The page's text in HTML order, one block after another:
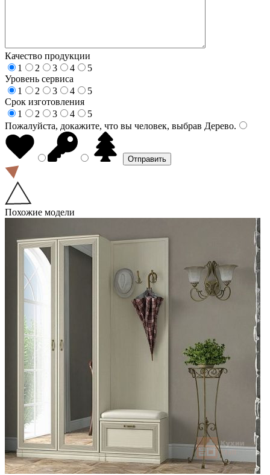
Качество продукции
1
2 3 4
5
Уровень сервиса
1
2 3 4
5
Срок изготовления
1
2 3 4
5
Пожалуйста, докажите, что вы человек, выбрав Дерево.
Похожие модели